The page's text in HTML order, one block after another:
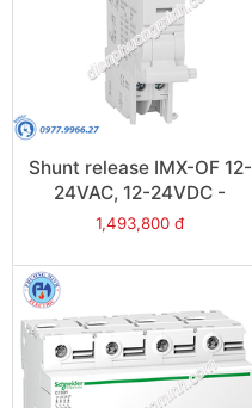
Shunt release IMX-OF 12-
24VAC, 12-24VDC -
Model A9A26948
1,493,800 đ